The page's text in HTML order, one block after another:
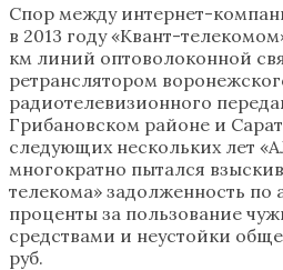
Спор между интернет-
в 2013 году «Квант-
км линий оптоволоконной
ретранслятором
радиотелевизионного
Грибановском районе и
следующих нескольких лет
многократно пытался
телекома» задолженность по
проценты за пользование
средствами и неустойки
руб.